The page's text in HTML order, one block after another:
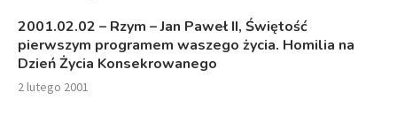
2001.02.02 – Rzym – Jan Paweł II, Świętość
pierwszym programem waszego życia. Homilia na
Dzień Życia Konsekrowanego
2 lutego 2001